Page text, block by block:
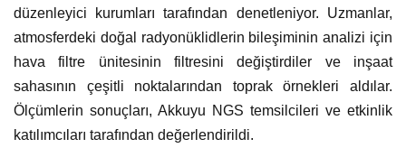
düzenleyici kurumları tarafından denetleniyor. Uzmanlar,
atmosferdeki doğal radyonüklidlerin bileşiminin analizi için
hava filtre ünitesinin filtresini değiştirdiler ve inşaat
sahasının çeşitli noktalarından toprak örnekleri aldılar.
Ölçümlerin sonuçları, Akkuyu NGS temsilcileri ve etkinlik
katılımcıları tarafından değerlendirildi.